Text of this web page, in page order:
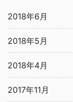
2018年6月
2018年5月
2018年4月
2017年11月